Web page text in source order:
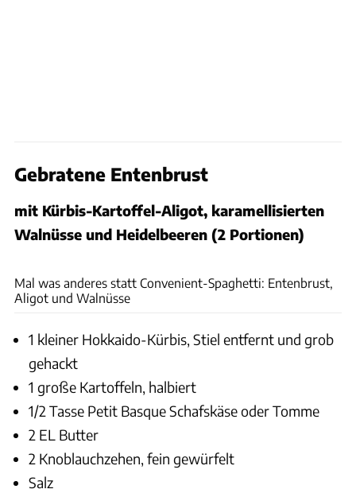
Gebratene Entenbrust
mit Kürbis-Kartoffel-Aligot, karamellisierten
Walnüsse und Heidelbeeren (2 Portionen)
Mal was anderes statt Convenient-Spaghetti: Entenbrust,
Aligot und Walnüsse
1 kleiner Hokkaido-Kürbis, Stiel entfernt und grob
gehackt
1 große Kartoffeln, halbiert
1/2 Tasse Petit Basque Schafskäse oder Tomme
2 EL Butter
2 Knoblauchzehen, fein gewürfelt
Salz